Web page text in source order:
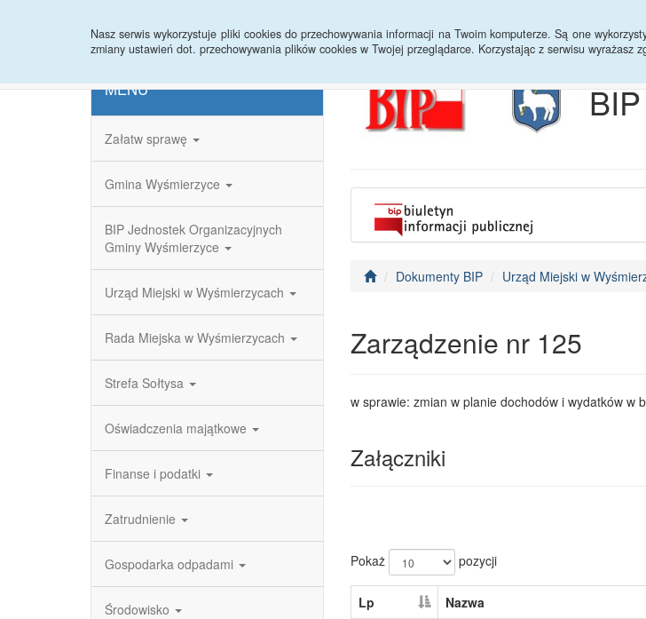
Nasz serwis wykorzystuje pliki cookies do przechowywania informacji na Twoim komputerze. Są one
zmiany ustawień dot. przechowywania plików cookies w Twojej przeglądarce. Korzystając z serwisu wyrażasz
MENU
Załatw sprawę
Gmina Wyśmierzyce
BIP Jednostek Organizacyjnych
Gminy Wyśmierzyce
Urząd Miejski w Wyśmierzycach
Rada Miejska w Wyśmierzycach
Strefa Sołtysa
Oświadczenia majątkowe
Finanse i podatki
Zatrudnienie
Gospodarka odpadami
Środowisko
BIP
Dokumenty BIP Urząd Miejski w
Zarządzenie nr 125
w sprawie: zmian w planie dochodów i wydatków w
Załączniki
Pokaż pozycji
Lp Nazwa